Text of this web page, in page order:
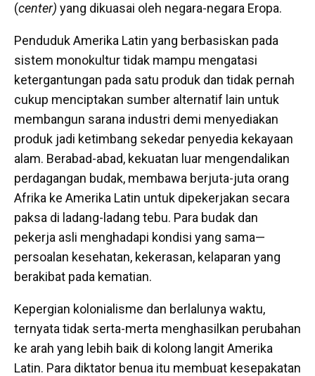
(center) yang dikuasai oleh negara-negara Eropa.
Penduduk Amerika Latin yang berbasiskan pada
sistem monokultur tidak mampu mengatasi
ketergantungan pada satu produk dan tidak pernah
cukup menciptakan sumber alternatif lain untuk
membangun sarana industri demi menyediakan
produk jadi ketimbang sekedar penyedia kekayaan
alam. Berabad-abad, kekuatan luar mengendalikan
perdagangan budak, membawa berjuta-juta orang
Afrika ke Amerika Latin untuk dipekerjakan secara
paksa di ladang-ladang tebu. Para budak dan
pekerja asli menghadapi kondisi yang sama—
persoalan kesehatan, kekerasan, kelaparan yang
berakibat pada kematian.
Kepergian kolonialisme dan berlalunya waktu,
ternyata tidak serta-merta menghasilkan perubahan
ke arah yang lebih baik di kolong langit Amerika
Latin. Para diktator benua itu membuat kesepakatan